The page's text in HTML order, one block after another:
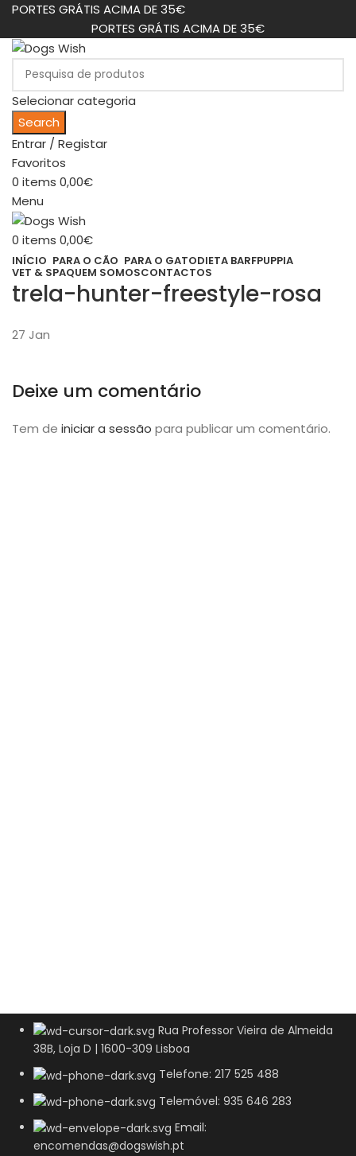
PORTES GRÁTIS ACIMA DE 35€
PORTES GRÁTIS ACIMA DE 35€
Selecionar categoria
Search
Entrar / Registar
Favoritos
0 items 0,00€
Menu
0 items 0,00€
INÍCIO PARA O CÃO PARA O GATODIETA BARFPUPPIA
VET & SPAQUEM SOMOSCONTACTOS
trela-hunter-freestyle-rosa
27 Jan
Deixe um comentário
Tem de iniciar a sessão para publicar um comentário.
Rua Professor Vieira de Almeida
38B, Loja D | 1600-309 Lisboa
Telefone: 217 525 488
Telemóvel: 935 646 283
Email:
encomendas@dogswish.pt